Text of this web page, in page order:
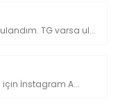
TG varsa ul...
İnstagram A...